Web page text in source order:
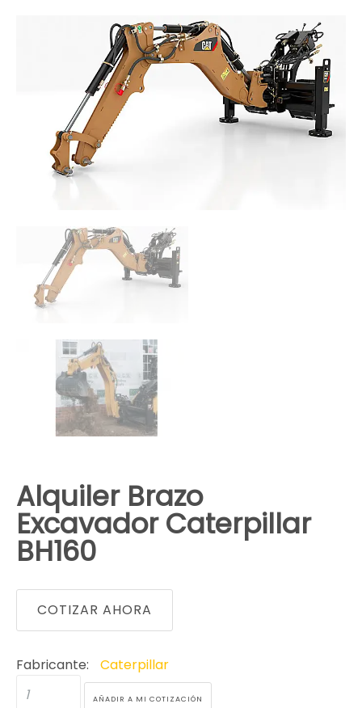
Alquiler Brazo
Excavador Caterpillar
BH160
COTIZAR AHORA
Fabricante: Caterpillar